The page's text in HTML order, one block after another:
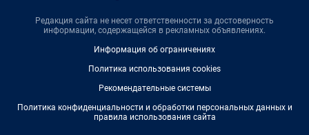
Редакция сайта не несет ответственности за достоверность
информации, содержащейся в рекламных объявлениях.
Информация об ограничениях
Политика использования cookies
Рекомендательные системы
Политика конфиденциальности и обработки персональных данных и
правила использования сайта